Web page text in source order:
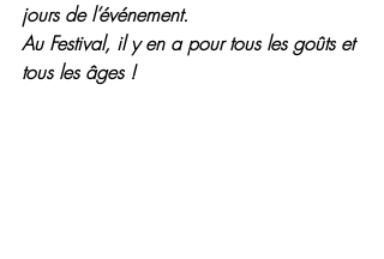
jours de l’événement.
Au Festival, il y en a pour tous les goûts et
tous les âges !